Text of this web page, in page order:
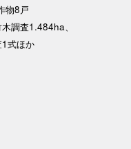
物8戸
調査1.484ha、
式ほか